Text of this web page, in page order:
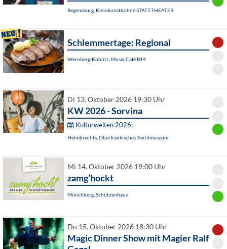
Regensburg, Kleinkunstbühne STATT-THEATER
Schlemmertage: Regional
Wernberg-Köblitz, Musik Cafè B14
Di 13. Oktober 2026 19:30 Uhr
KW 2026 - Sorvina
Kulturwelten 2026:
Helmbrechts, Oberfränkisches Textilmuseum
Mi 14. Oktober 2026 19:00 Uhr
zamg’hockt
Münchberg, Schützenhaus
Do 15. Oktober 2026 18:30 Uhr
Magic Dinner Show mit Magier Ralf